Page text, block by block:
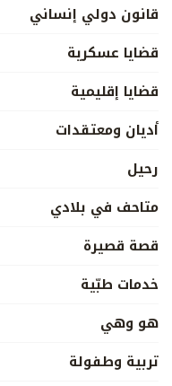
قانون دولي إنساني
قضايا عسكرية
قضايا إقليمية
أديان ومعتقدات
رحيل
متاحف في بلادي
قصة قصيرة
خدمات طبّية
هو وهي
تربية وطفولة